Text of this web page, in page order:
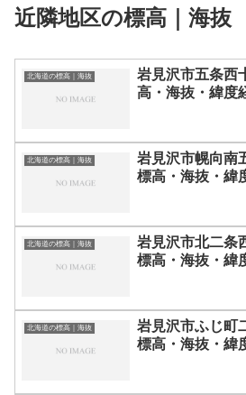
近隣地区の標高｜海抜
北海道の標高｜海抜
岩見沢市五条西
高・海抜・緯度
北海道の標高｜海抜
岩見沢市幌向南
標高・海抜・緯
北海道の標高｜海抜
岩見沢市北二条
標高・海抜・緯
北海道の標高｜海抜
岩見沢市ふじ町
標高・海抜・緯